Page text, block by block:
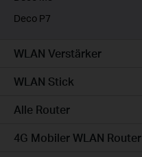
Deco P7
WLAN Verstärker
WLAN Stick
Alle Router
4G Mobiler WLAN Router